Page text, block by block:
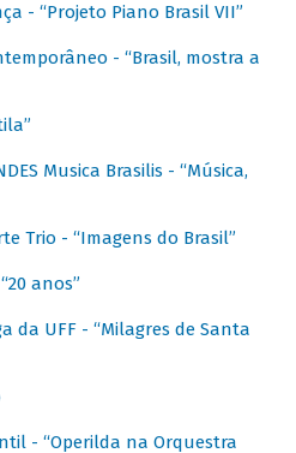
- “Projeto Piano Brasil VII”
- “Brasil, mostra a
Musica Brasilis - “Música,
Trio - “Imagens do Brasil”
anos”
da UFF - “Milagres de Santa
- “Operilda na Orquestra